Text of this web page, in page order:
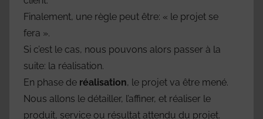
Finalement, une règle peut être: « le projet se
fera ».
Si c’est le cas, nous pouvons alors passer à la
suite: la réalisation.
En phase de réalisation, le projet va être mené.
Nous allons le détailler, l’affiner, et réaliser le
produit, service ou résultat attendu du projet.